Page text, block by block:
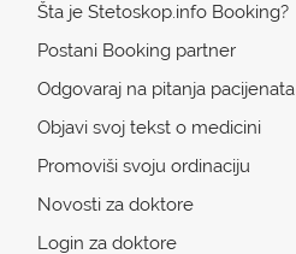
Šta je Stetoskop.info Booking?
Postani Booking partner
Odgovaraj na pitanja pacijenata
Objavi svoj tekst o medicini
Promoviši svoju ordinaciju
Novosti za doktore
Login za doktore